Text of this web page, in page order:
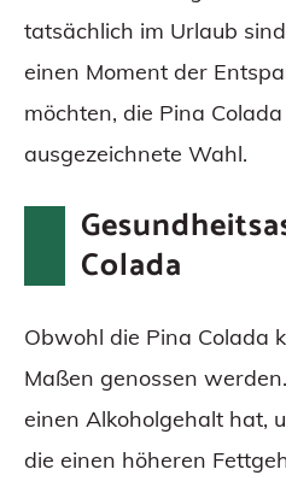
tatsächlich im Urlaub
einen Moment der
möchten, die Pina
ausgezeichnete Wahl.
Colada
Obwohl die Pina Colada
Maßen genossen
einen Alkoholgehalt hat,
die einen höheren